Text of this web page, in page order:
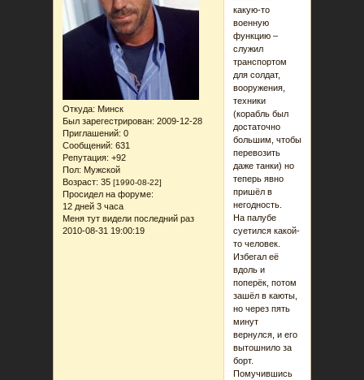
Откуда: Минск
Был зарегестрирован: 2009-12-28
Приглашений: 0
Сообщений: 631
Репутация: +92
Пол: Мужской
Возраст: 35 [1990-08-22]
Просидел на форуме:
12 дней 3 часа
Меня тут видели последний раз
2010-08-31 19:00:19
какую-то
военную
функцию –
служил
транспортом
для солдат,
вооружения,
техники
(корабль был
достаточно
большим, чтобы
перевозить
даже танки) но
теперь явно
пришёл в
негодность.
На палубе
суетился какой-
то человек.
Избегал её
вдоль и
поперёк, потом
зашёл в каюты,
но через пять
минут
вернулся, и его
вытошнило за
борт.
Помучившись